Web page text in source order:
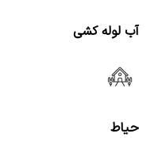
آب لوله کشی
حیاط